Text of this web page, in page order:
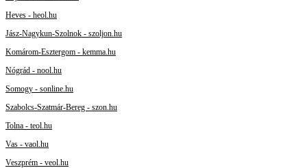
Heves - heol.hu
Jász-Nagykun-Szolnok - szoljon.hu
Komárom-Esztergom - kemma.hu
Nógrád - nool.hu
Somogy - sonline.hu
Szabolcs-Szatmár-Bereg - szon.hu
Tolna - teol.hu
Vas - vaol.hu
Veszprém - veol.hu